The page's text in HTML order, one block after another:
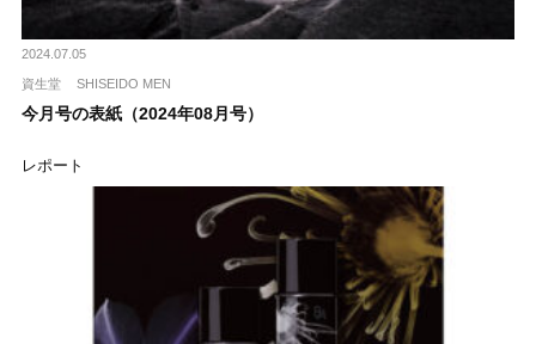
2024.07.05
資生堂 SHISEIDO MEN
今月号の表紙（2024年08月号）
レポート